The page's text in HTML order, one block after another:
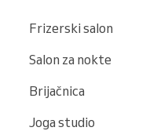
Frizerski salon
Salon za nokte
Brijačnica
Joga studio